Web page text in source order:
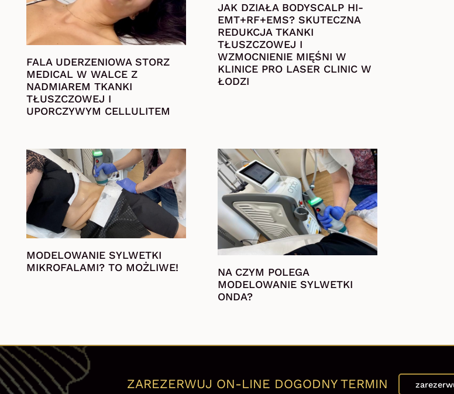
FALA UDERZENIOWA STORZ
MEDICAL W WALCE Z
NADMIAREM TKANKI
TŁUSZCZOWEJ I
UPORCZYWYM CELLULITEM
JAK DZIAŁA BODYSCALP HI-
EMT+RF+EMS? SKUTECZNA
REDUKCJA TKANKI
TŁUSZCZOWEJ I
WZMOCNIENIE MIĘŚNI W
KLINICE PRO LASER CLINIC W
ŁODZI
MODELOWANIE SYLWETKI
MIKROFALAMI? TO MOŻLIWE!
NA CZYM POLEGA
MODELOWANIE SYLWETKI
ONDA?
ZAREZERWUJ ON-LINE DOGODNY TERMIN